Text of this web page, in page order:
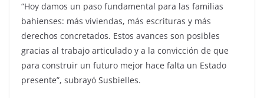
“Hoy damos un paso fundamental para las familias
bahienses: más viviendas, más escrituras y más
derechos concretados. Estos avances son posibles
gracias al trabajo articulado y a la convicción de que
para construir un futuro mejor hace falta un Estado
presente”, subrayó Susbielles.